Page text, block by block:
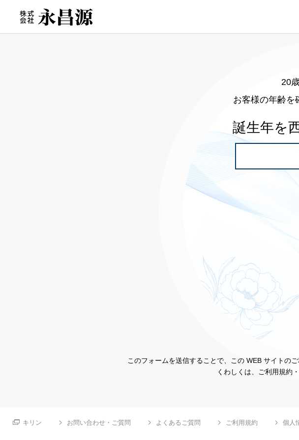
20
お客様の年齢を
誕生年を
このフォームを送信することで、この WEB サイトの
くわしくは、ご利用規約
キリン お問い合わせ・ご質問 よくあるご質問 ご利用規約 個人